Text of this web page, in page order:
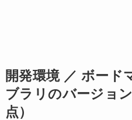
開発環境 ／ ボード
ブラリのバージョ
点）